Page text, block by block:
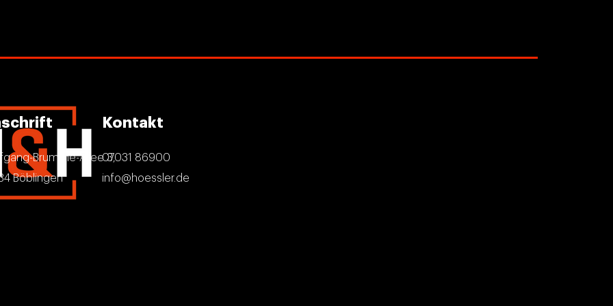
Brumme-Allee 3,
Böblingen
Kontakt
07031 86900
info@hoessler.de